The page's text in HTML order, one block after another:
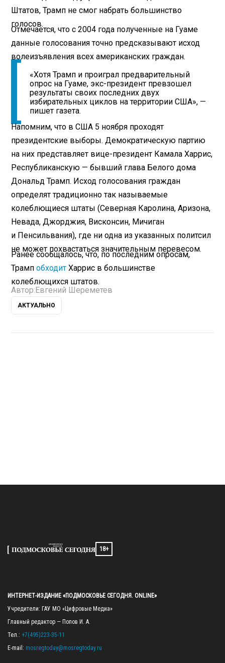
Штатов, Трамп не смог набрать большинство
голосов.
Отмечается, что с 2004 года полученные на Гуаме
данные голосования точно предсказывают исход
волеизъявления всех американских граждан.
«Хотя Трамп и проиграл предварительный
опрос на Гуаме, экс-президент превзошел
результаты своих последних двух
избирательных циклов на территории США», —
пишет газета.
Напомним, что в США 5 ноября проходят
президентские выборы. Демократическую партию
на них представляет вице-президент Камала Харрис,
Республиканскую — бывший глава Белого дома
Дональд Трамп. Исход голосования граждан
определят традиционно так называемые
колеблющиеся штаты (Северная Каролина, Аризона,
Невада, Джорджия, Висконсин, Мичиган
и Пенсильвания), где ни одна из указанных политсил
не может похвастаться значительным перевесом.
Ранее сообщалось, что, по последним опросам,
Трампобходит Харрис в большинстве
колеблющихся штатов.
Автор: Евгений Шереметев
АКТУАЛЬНО
18+
ИНТЕРНЕТ-ИЗДАНИЕ «ПОДМОСКОВЬЕ СЕГОДНЯ. ONLINE»
Учредители: ГАУ МО «Цифровые Медиа»
Главный редактор — Попов И. А.
Тел.: +7(495)223-35-11
E-mail: mosregtoday@mosregtoday.ru